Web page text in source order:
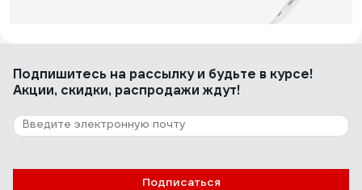
хороший ножик хорошей фирмы
107 отзывов
Подпишитесь на рассылкуи будьте в курсе!
Акции, скидки, распродажи ждут!
Подписаться